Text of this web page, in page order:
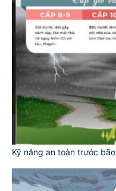
Kỹ năng an toàn trước bão